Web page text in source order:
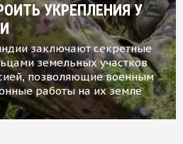
УКРЕПЛЕНИЯ У
заключают секретные
земельных участков
позволяющие военным
работы на их земле